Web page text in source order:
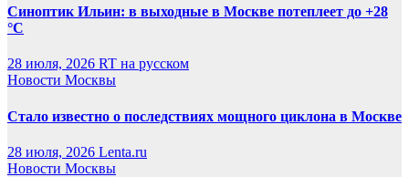
Синоптик Ильин: в выходные в Москве потеплеет до +28
°C
28 июля, 2026 RT на русском
Новости Москвы
Стало известно о последствиях мощного циклона в Москве
28 июля, 2026 Lenta.ru
Новости Москвы